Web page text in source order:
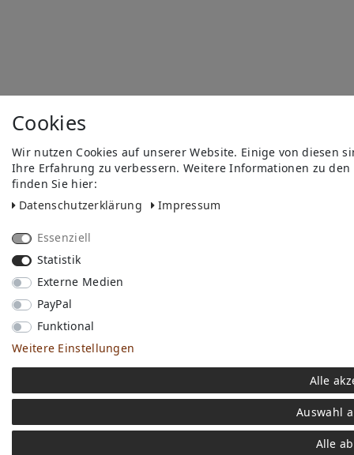
Cookies
Wir nutzen Cookies auf unserer Website. Einige von diesen
Ihre Erfahrung zu verbessern. Weitere Informationen zu
finden Sie hier:
Daten­schutz­erklärung
Impressum
Essenziell
Statistik
Externe Medien
PayPal
Funktional
Weitere Einstellungen
Alle
Auswahl
Alle